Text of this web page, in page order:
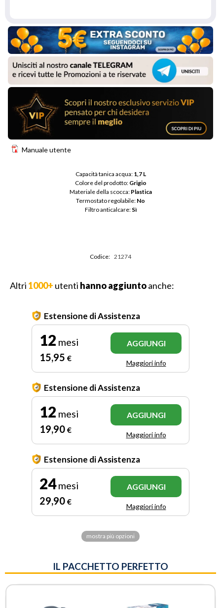
Manuale utente
Capacità tanica acqua: 1,7 L
Colore del prodotto: Grigio
Materiale della scocca: Plastica
Termostato regolabile: No
Filtro anticalcare: Sì
Codice: 21274
Altri 1000+ utenti hanno aggiuntoanche:
Estensione di Assistenza
12 mesi
15,95 €
AGGIUNGI
Maggiori info
Estensione di Assistenza
12 mesi
19,90 €
AGGIUNGI
Maggiori info
Estensione di Assistenza
24mesi
29,90 €
AGGIUNGI
Maggiori info
mostra più opzioni
IL PACCHETTO PERFETTO